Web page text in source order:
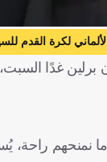
لكرة القدم
برلين غدًا
راحة،